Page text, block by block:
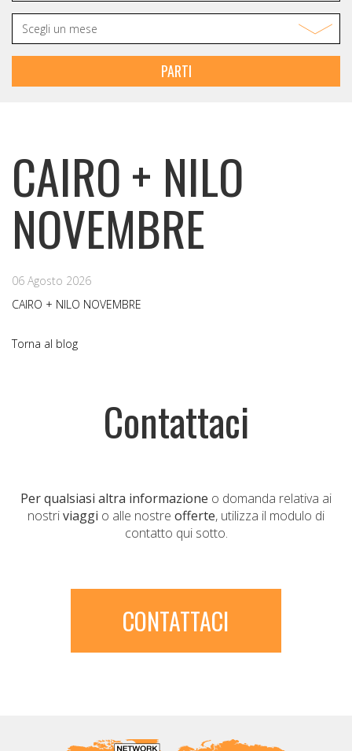
PARTI
CAIRO + NILO
NOVEMBRE
06 Agosto 2026
CAIRO + NILO NOVEMBRE
Torna al blog
Contattaci
Per qualsiasi altra informazione o domanda relativa ai
nostriviaggi o alle nostre offerte, utilizza il modulo di
contatto qui sotto.
CONTATTACI